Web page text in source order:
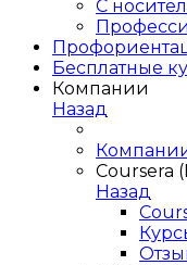
С
Бесплатные
Компании
Назад
Coursera
Назад